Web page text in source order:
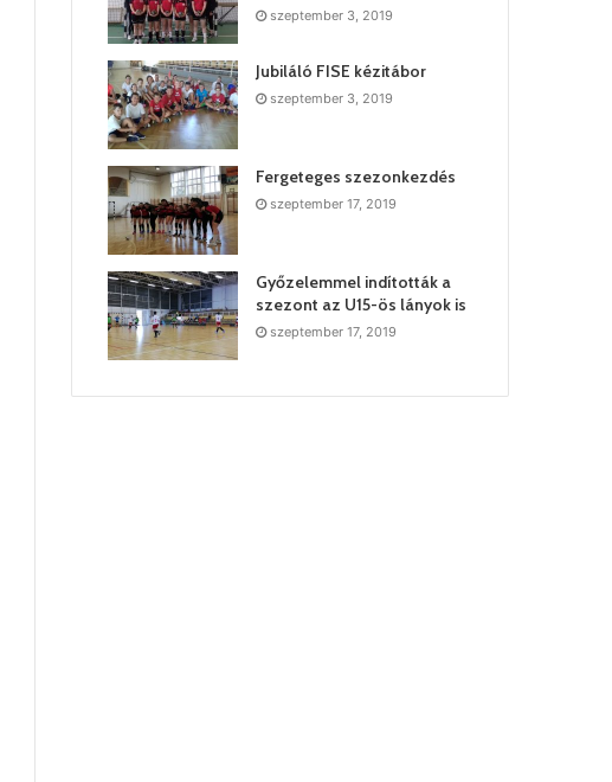
szeptember 3, 2019
Jubiláló FISE kézitábor
szeptember 3, 2019
Fergeteges szezonkezdés
szeptember 17, 2019
Győzelemmel indították a
szezont az U15-ös lányok is
szeptember 17, 2019